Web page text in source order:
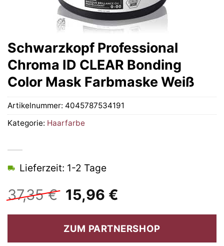
Schwarzkopf Professional
Chroma ID CLEAR Bonding
Color Mask Farbmaske Weiß
37,35€ Ursprünglicher
Preis
war:
37,35 €
15,96 €
ist:
15,96 €.
Lieferzeit: 1-2 Tage
ZUM PARTNERSHOP
Artikelnummer: 4045787534191
Kategorie: Haarfarbe